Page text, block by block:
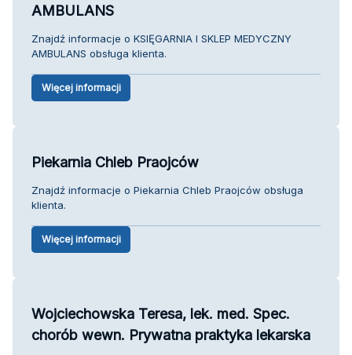
AMBULANS
Znajdź informacje o KSIĘGARNIA I SKLEP MEDYCZNY
AMBULANS obsługa klienta.
Więcej informacji
Piekarnia Chleb Praojców
Znajdź informacje o Piekarnia Chleb Praojców obsługa
klienta.
Więcej informacji
Wojciechowska Teresa, lek. med. Spec.
chorób wewn. Prywatna praktyka lekarska